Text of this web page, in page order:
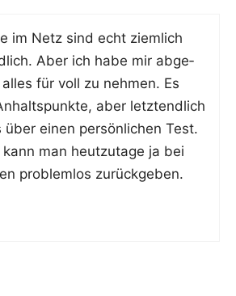
im Netz sind echt ziem­lich
Aber ich habe mir abge­
für voll zu neh­men. Es
aber letzt­end­lich
über einen per­sön­li­chen Test.
kann man heut­zu­ta­ge ja bei
pro­blem­los zurückgeben.